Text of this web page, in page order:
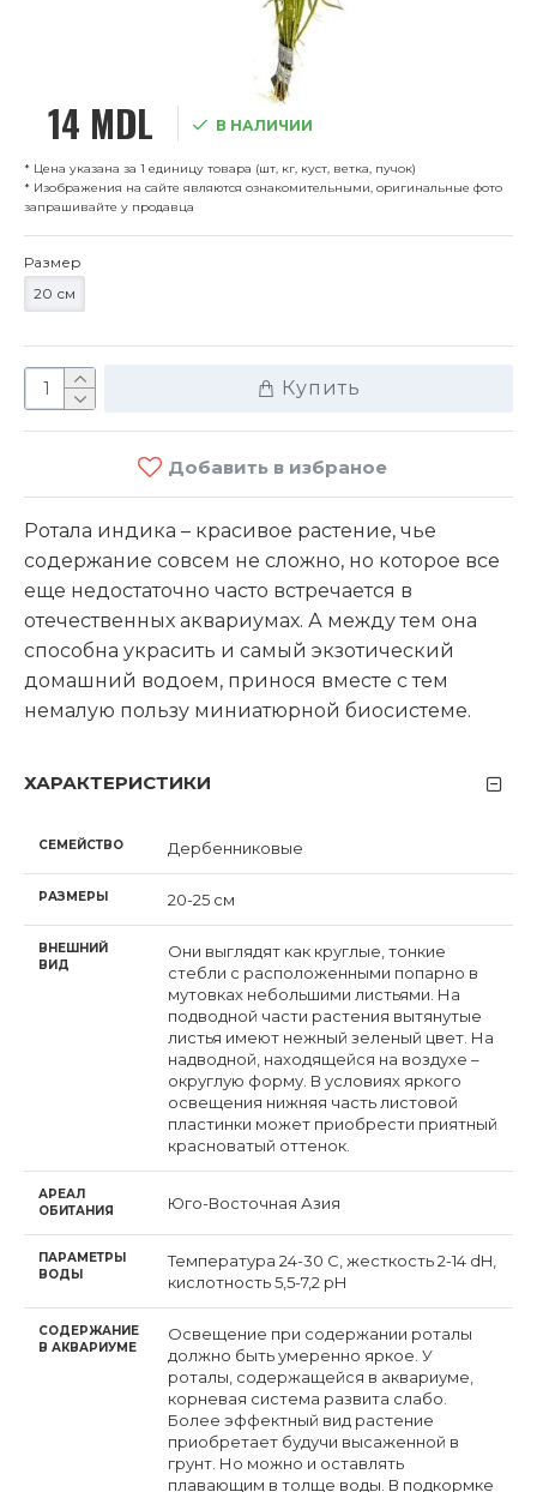
14 MDL В НАЛИЧИИ
* Цена указана за 1 единицу товара (шт, кг, куст, ветка, пучок)
* Изображения на сайте являются ознакомительными, оригинальные фото
запрашивайте у продавца
Размер
20 см
Купить
Добавить в избраное
Ротала индика – красивое растение, чье
содержание совсем не сложно, но которое все
еще недостаточно часто встречается в
отечественных аквариумах. А между тем она
способна украсить и самый экзотический
домашний водоем, принося вместе с тем
немалую пользу миниатюрной биосистеме.
ХАРАКТЕРИСТИКИ
СЕМЕЙСТВО Дербенниковые
РАЗМЕРЫ 20-25 см
ВНЕШНИЙ
ВИД
Они выглядят как круглые, тонкие
стебли с расположенными попарно в
мутовках небольшими листьями. На
подводной части растения вытянутые
листья имеют нежный зеленый цвет. На
надводной, находящейся на воздухе –
округлую форму. В условиях яркого
освещения нижняя часть листовой
пластинки может приобрести приятный
красноватый оттенок.
АРЕАЛ
ОБИТАНИЯ
Юго-Восточная Азия
ПАРАМЕТРЫ
ВОДЫ
Температура 24-30 С, жесткость 2-14 dH,
кислотность 5,5-7,2 pH
СОДЕРЖАНИЕ
В АКВАРИУМЕ
Освещение при содержании роталы
должно быть умеренно яркое. У
роталы, содержащейся в аквариуме,
корневая система развита слабо.
Более эффектный вид растение
приобретает будучи высаженной в
грунт. Но можно и оставлять
плавающим в толще воды. В подкормке